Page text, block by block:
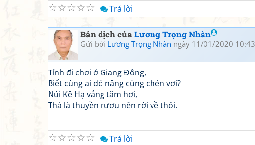
☆
☆
☆
☆
☆ Trả lời
Bản dịch củaLương Trọng Nhàn
Gửi bởi Lương Trọng Nhàn ngày 11/01/2020 10:43
Tính đi chơi ở Giang Đông,
Biết cùng ai đó nâng cùng chén vơi?
Núi Kê Hạ vắng tăm hơi,
Thà là thuyền rượu nên rời về thôi.
☆
☆
☆
☆
☆ Trả lời